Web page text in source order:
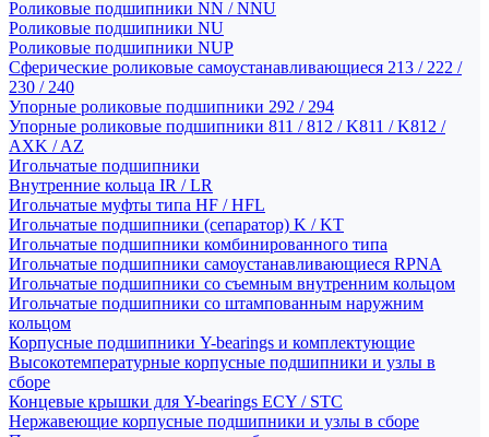
Роликовые подшипники NN / NNU
Роликовые подшипники NU
Роликовые подшипники NUP
Сферические роликовые самоустанавливающиеся 213 / 222 /
230 / 240
Упорные роликовые подшипники 292 / 294
Упорные роликовые подшипники 811 / 812 / K811 / K812 /
AXK / AZ
Игольчатые подшипники
Внутренние кольца IR / LR
Игольчатые муфты типа HF / HFL
Игольчатые подшипники (сепаратор) K / KT
Игольчатые подшипники комбинированного типа
Игольчатые подшипники самоустанавливающиеся RPNA
Игольчатые подшипники со съемным внутренним кольцом
Игольчатые подшипники со штампованным наружним
кольцом
Корпусные подшипники Y-bearings и комплектующие
Высокотемпературные корпусные подшипники и узлы в
сборе
Концевые крышки для Y-bearings ECY / STC
Нержавеющие корпусные подшипники и узлы в сборе